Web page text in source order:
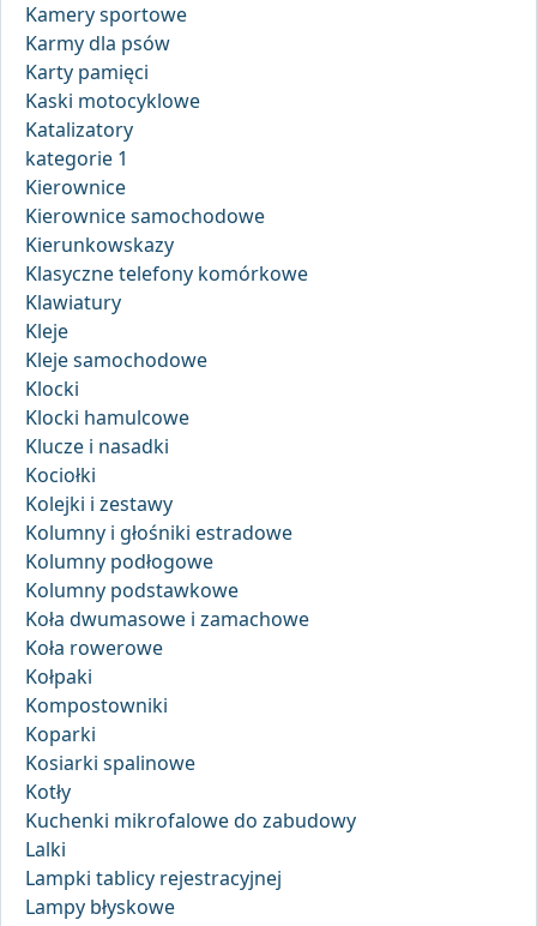
Kamery sportowe
Karmy dla psów
Karty pamięci
Kaski motocyklowe
Katalizatory
kategorie 1
Kierownice
Kierownice samochodowe
Kierunkowskazy
Klasyczne telefony komórkowe
Klawiatury
Kleje
Kleje samochodowe
Klocki
Klocki hamulcowe
Klucze i nasadki
Kociołki
Kolejki i zestawy
Kolumny i głośniki estradowe
Kolumny podłogowe
Kolumny podstawkowe
Koła dwumasowe i zamachowe
Koła rowerowe
Kołpaki
Kompostowniki
Koparki
Kosiarki spalinowe
Kotły
Kuchenki mikrofalowe do zabudowy
Lalki
Lampki tablicy rejestracyjnej
Lampy błyskowe